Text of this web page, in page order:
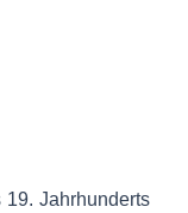
Jahrhunderts